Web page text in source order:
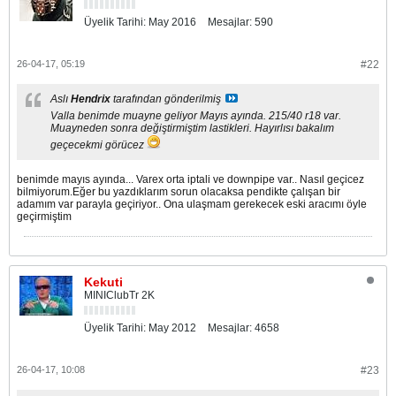
Üyelik Tarihi: May 2016 Mesajlar: 590
#22
26-04-17, 05:19
Aslı Hendrix tarafından gönderilmiş
Valla benimde muayne geliyor Mayıs ayında. 215/40 r18 var.
Muayneden sonra değiştirmiştim lastikleri. Hayırlısı bakalım
geçecekmi görücez
benimde mayıs ayında... Varex orta iptali ve downpipe var.. Nasıl geçicez
bilmiyorum.Eğer bu yazdıklarım sorun olacaksa pendikte çalışan bir
adamım var parayla geçiriyor.. Ona ulaşmam gerekecek eski aracımı öyle
geçirmiştim
Kekuti
MINIClubTr 2K
Üyelik Tarihi: May 2012 Mesajlar: 4658
#23
26-04-17, 10:08